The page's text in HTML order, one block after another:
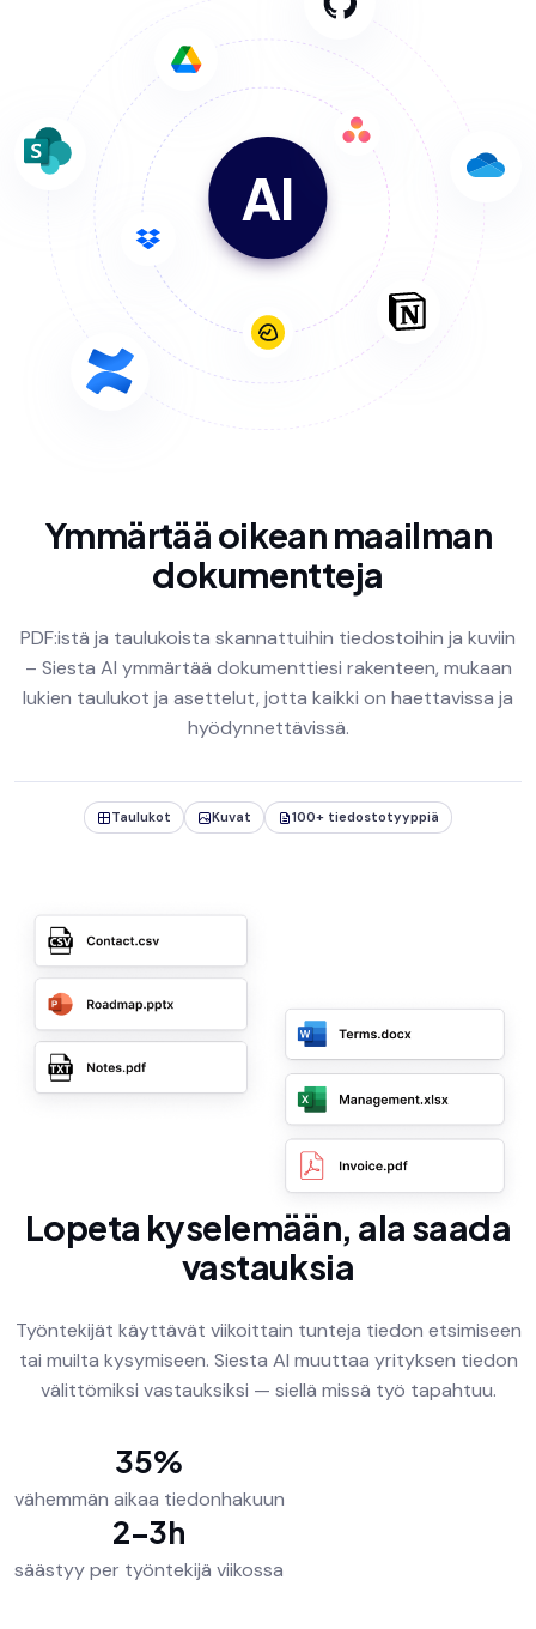
AI
Ymmärtää oikean maailman
dokumentteja
PDF:istä ja taulukoista skannattuihin tiedostoihin ja kuviin
– Siesta AI ymmärtää dokumenttiesi rakenteen, mukaan
lukien taulukot ja asettelut, jotta kaikki on haettavissa ja
hyödynnettävissä.
Taulukot Kuvat 100+ tiedostotyyppiä
Lopeta kyselemään, ala saada
vastauksia
Työntekijät käyttävät viikoittain tunteja tiedon etsimiseen
tai muilta kysymiseen. Siesta AI muuttaa yrityksen tiedon
välittömiksi vastauksiksi — siellä missä työ tapahtuu.
35%
vähemmän aikaa tiedonhakuun
2–3h
säästyy per työntekijä viikossa